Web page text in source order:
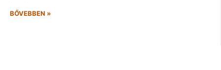
BŐVEBBEN »